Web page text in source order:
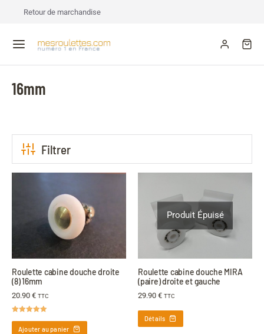
Retour de marchandise
16mm
Filtrer
Roulette cabine douche droite
(8) 16mm
20.90 € TTC
Ajouter au panier
Produit Épuisé
Roulette cabine douche MIRA
(paire) droite et gauche
29.90 € TTC
Détails